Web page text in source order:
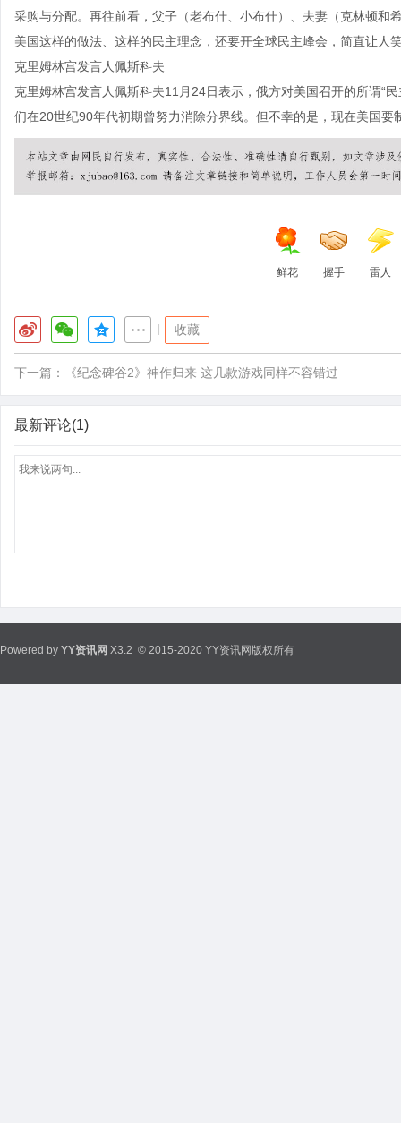
采购与分配。再往前看，父子（老布什、小布什）、夫妻（克林顿和
美国这样的做法、这样的民主理念，还要开全球民主峰会，简直让人
克里姆林宫发言人佩斯科夫
克里姆林宫发言人佩斯科夫11月24日表示，俄方对美国召开的所谓“
们在20世纪90年代初期曾努力消除分界线。但不幸的是，现在美国要
鲜花 握手 雷人
收藏
下一篇： 《纪念碑谷2》神作归来 这几款游戏同样不容错过
最新评论(1)
Powered by YY资讯网 X3.2 © 2015-2020 YY资讯网版权所有